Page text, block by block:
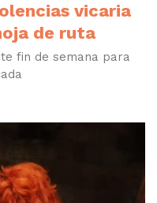
vicaria
de ruta
fin de semana para